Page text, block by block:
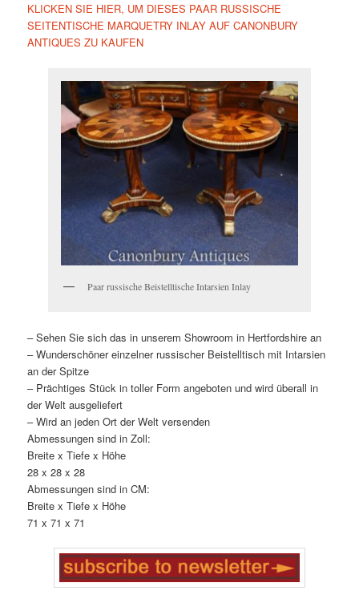
KLICKEN SIE HIER, UM DIESES PAAR RUSSISCHE
SEITENTISCHE MARQUETRY INLAY AUF CANONBURY
ANTIQUES ZU KAUFEN
Paar russische Beistelltische Intarsien Inlay
– Sehen Sie sich das in unserem Showroom in Hertfordshire an
– Wunderschöner einzelner russischer Beistelltisch mit Intarsien
an der Spitze
– Prächtiges Stück in toller Form angeboten und wird überall in
der Welt ausgeliefert
– Wird an jeden Ort der Welt versenden
Abmessungen sind in Zoll:
Breite x Tiefe x Höhe
28 x 28 x 28
Abmessungen sind in CM:
Breite x Tiefe x Höhe
71 x 71 x 71